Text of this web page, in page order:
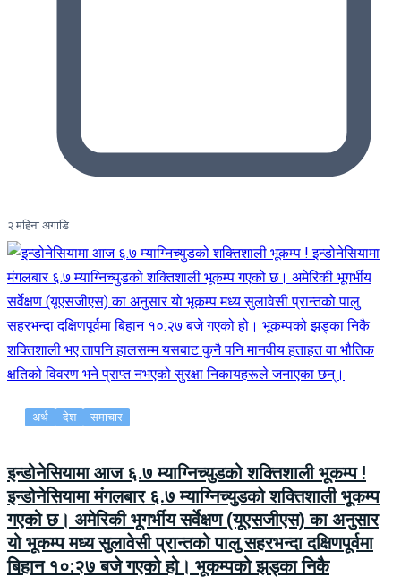
२ महिना अगाडि
अर्थ देश समाचार
इन्डोनेसियामा आज ६.७ म्याग्निच्युडको शक्तिशाली भूकम्प !
इन्डोनेसियामा मंगलबार ६.७ म्याग्निच्युडको शक्तिशाली भूकम्प
गएको छ। अमेरिकी भूगर्भीय सर्वेक्षण (यूएसजीएस) का अनुसार
यो भूकम्प मध्य सुलावेसी प्रान्तको पालु सहरभन्दा दक्षिणपूर्वमा
बिहान १०:२७ बजे गएको हो। भूकम्पको झड्का निकै